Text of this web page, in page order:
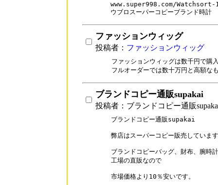
www.super998.com/
ウブロスーパーコピーブランド時計
ファッションウィッグ
投稿者： ファッションウィッグ
ファッションウィッグは数千円で購
フルオーダーでは数十万円と高額な
ブランドコピー通販supakai
投稿者：ブランドコピー通販
ブランドコピー通販supakai
弊店はスーパーコピー販売していま
ブランドコピーバッグ、財布、腕時
工場の直販なので
市場価格より10％安いです。